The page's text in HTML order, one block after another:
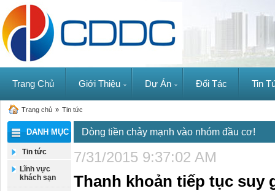
Trang Chủ Giới Thiệu Dự Án Đối Tác Tin
Trang chủ » Tin tức
DANH MỤC
Tin tức
Lĩnh vực
khách sạn
Dòng tiền chảy mạnh vào nhóm đầu cơ!
7/31/2015 9:37:02 AM
Thanh khoản tiếp tục suy